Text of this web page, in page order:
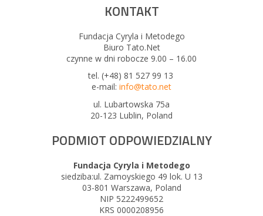
KONTAKT
Fundacja Cyryla i Metodego
Biuro Tato.Net
czynne w dni robocze 9.00 – 16.00
tel. (+48) 81 527 99 13
e-mail: info@tato.net
ul. Lubartowska 75a
20-123 Lublin, Poland
PODMIOT ODPOWIEDZIALNY
Fundacja Cyryla i Metodego
siedziba:ul. Zamoyskiego 49 lok. U 13
03-801 Warszawa, Poland
NIP 5222499652
KRS 0000208956